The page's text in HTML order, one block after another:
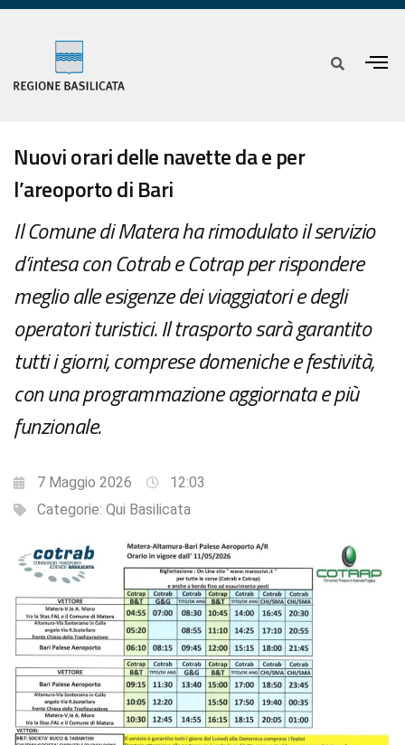
Nuovi orari delle navette da e per
l’areoporto di Bari
Il Comune di Matera ha rimodulato il servizio
d’intesa con Cotrab e Cotrap per rispondere
meglio alle esigenze dei viaggiatori e degli
operatori turistici. Il trasporto sarà garantito
tutti i giorni, comprese domeniche e festività,
con una programmazione aggiornata e più
funzionale.
7 Maggio 2026
12:03
Categorie: Qui Basilicata